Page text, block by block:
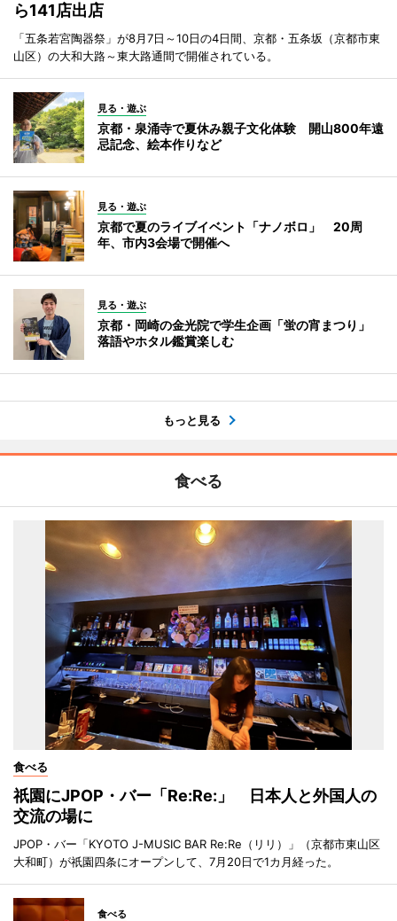
ら141店出店
「五条若宮陶器祭」が8月7日～10日の4日間、京都・五条坂（京都市東
山区）の大和大路～東大路通間で開催されている。
見る・遊ぶ
京都・泉涌寺で夏休み親子文化体験 開山800年遠
忌記念、絵本作りなど
見る・遊ぶ
京都で夏のライブイベント「ナノボロ」 20周
年、市内3会場で開催へ
見る・遊ぶ
京都・岡崎の金光院で学生企画「蛍の宵まつり」
落語やホタル鑑賞楽しむ
もっと見る
食べる
食べる
祇園にJPOP・バー「Re:Re:」 日本人と外国人の
交流の場に
JPOP・バー「KYOTO J-MUSIC BAR Re:Re（リリ）」（京都市東山区
大和町）が祇園四条にオープンして、7月20日で1カ月経った。
食べる